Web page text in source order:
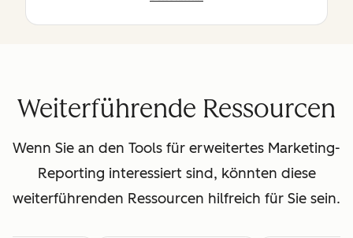
Weiterführende Ressourcen
Wenn Sie an den Tools für erweitertes Marketing-
Reporting interessiert sind, könnten diese
weiterführenden Ressourcen hilfreich für Sie sein.